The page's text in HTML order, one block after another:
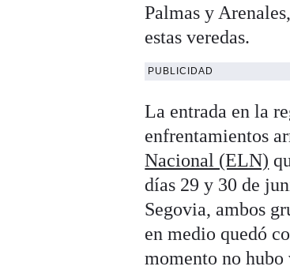
Palmas y
estas veredas.
PUBLICIDAD
La entrada en la
enfrentamientos
Nacional (ELN)
días 29 y 30 de
Segovia, ambos
en medio quedó
momento no hubo